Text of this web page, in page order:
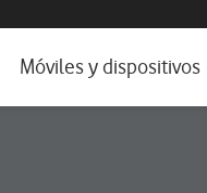
e idioma
Móviles y dispositivos